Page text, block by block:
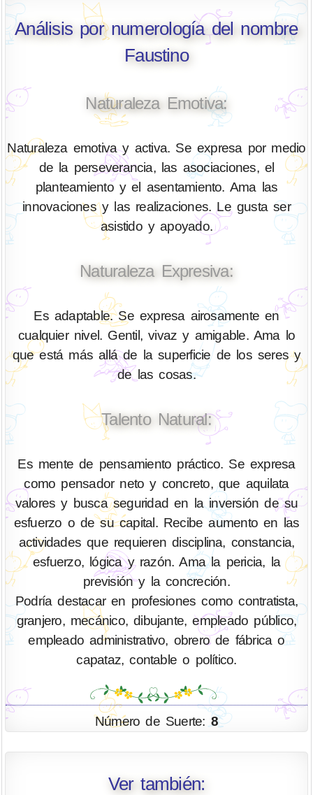
Análisis por numerología del nombre
Faustino
Naturaleza Emotiva:
Naturaleza emotiva y activa. Se expresa por medio
de la perseverancia, las asociaciones, el
planteamiento y el asentamiento. Ama las
innovaciones y las realizaciones. Le gusta ser
asistido y apoyado.
Naturaleza Expresiva:
Es adaptable. Se expresa airosamente en
cualquier nivel. Gentil, vivaz y amigable. Ama lo
que está más allá de la superficie de los seres y
de las cosas.
Talento Natural:
Es mente de pensamiento práctico. Se expresa
como pensador neto y concreto, que aquilata
valores y busca seguridad en la inversión de su
esfuerzo o de su capital. Recibe aumento en las
actividades que requieren disciplina, constancia,
esfuerzo, lógica y razón. Ama la pericia, la
previsión y la concreción.
Podría destacar en profesiones como contratista,
granjero, mecánico, dibujante, empleado público,
empleado administrativo, obrero de fábrica o
capataz, contable o político.
Número de Suerte:8
Ver también: